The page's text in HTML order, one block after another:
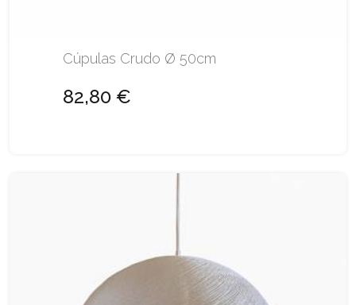
Cúpulas Crudo Ø 50cm
82,80 €